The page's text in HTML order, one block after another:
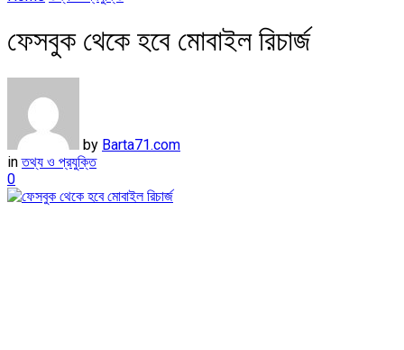
ফেসবুক থেকে হবে মোবাইল রিচার্জ
by Barta71.com
in তথ্য ও প্রযুক্তি
0